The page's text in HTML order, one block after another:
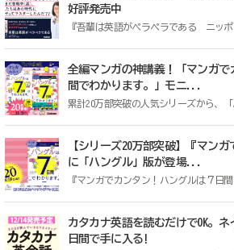
好評発売中
『吾輩は英語がペラペラである ニッ
全編マンガの神講義！「マンガで
間でわかります。」モニ...
累計20万部突破の人気シリーズから、
【シリーズ20万部突破】『マン
に「ハングル」版が登場...
『マンガでカンタン！ハングルは７日
カタカナ英語を読むだけでOK。
日間で手に入る!